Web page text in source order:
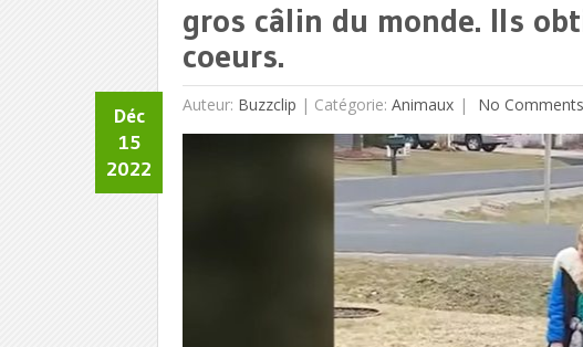
gros câlin du monde. Ils
coeurs.
Auteur: Buzzclip |
Déc
15
2022
Catégorie: Animaux No Comments